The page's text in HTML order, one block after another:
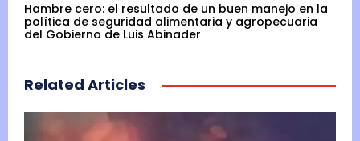
Hambre cero: el resultado de un buen manejo en la
política de seguridad alimentaria y agropecuaria
del Gobierno de Luis Abinader
Related Articles